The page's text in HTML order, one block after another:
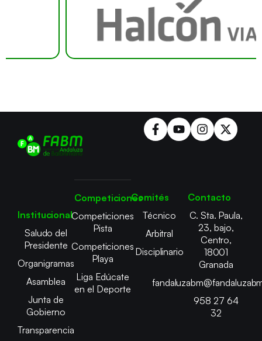
Institucional
Saludo del
Presidente
Organigramas
Asamblea
Junta de
Gobierno
Transparencia
Competiciones
Competiciones
Pista
Competiciones
Playa
Liga Edúcate
en el Deporte
Comités
Técnico
Arbitral
Disciplinario
Contacto
C. Sta. Paula,
23, bajo,
Centro,
18001
Granada
958 27 64
32